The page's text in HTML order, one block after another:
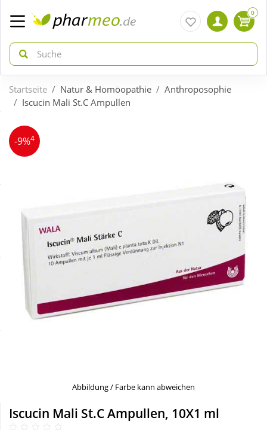
zurück
ÜBERSICHT AKTIONEN
Neuheiten
Schnäppchen
Täglich gut versorgt
zurück
ÜBERSICHT KATEGORIEN
Diabetes
Liebe & Erotik
Nahrungsergänzung
Natur & Homöopathie
0
Startseite Natur & Homöopathie
Anthroposophie
Iscucin Mali St.C Ampullen
-9%4
Abbildung / Farbe kann abweichen
Iscucin Mali St.C Ampullen, 10X1 ml